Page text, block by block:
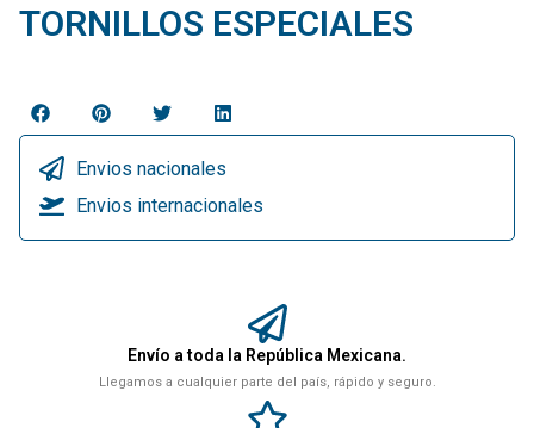
TORNILLOS ESPECIALES
Envios nacionales
Envios internacionales
Envío a toda la República Mexicana.
Llegamos a cualquier parte del país, rápido y seguro.